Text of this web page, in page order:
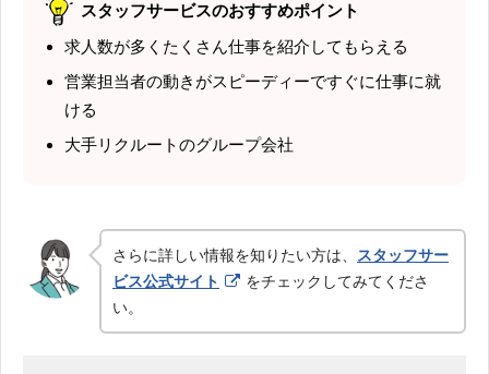
スタッフサービスのおすすめポイント
求人数が多くたくさん仕事を紹介してもらえる
営業担当者の動きがスピーディーですぐに仕事に就
ける
大手リクルートのグループ会社
さらに詳しい情報を知りたい方は、
スタッフサー
ビス公式サイト
をチェックしてみてくださ
い。